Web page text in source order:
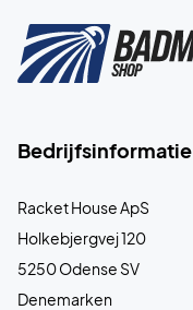
Bedrijfsinformatie
Racket House ApS
Holkebjergvej 120
5250 Odense SV
Denemarken